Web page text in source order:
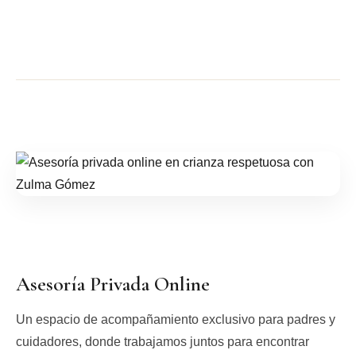
Asesoría Privada Online
Un espacio de acompañamiento exclusivo para padres y
cuidadores, donde trabajamos juntos para encontrar